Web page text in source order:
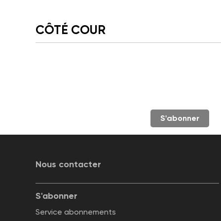
CÔTÉ COUR
S'abonner
Nous contacter
S'abonner
Service abonnements